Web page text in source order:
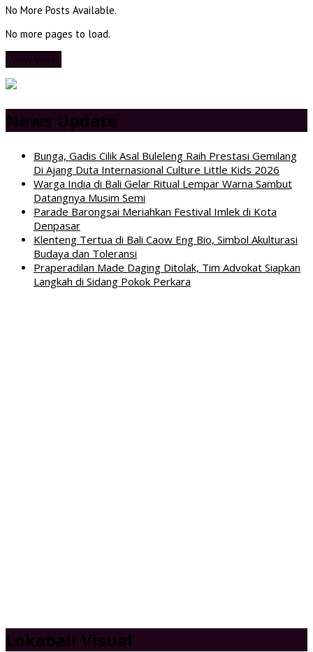
No More Posts Available.
No more pages to load.
View More
News Update
Bunga, Gadis Cilik Asal Buleleng Raih Prestasi Gemilang
Di Ajang Duta Internasional Culture Little Kids 2026
Warga India di Bali Gelar Ritual Lempar Warna Sambut
Datangnya Musim Semi
Parade Barongsai Meriahkan Festival Imlek di Kota
Denpasar
Klenteng Tertua di Bali Caow Eng Bio, Simbol Akulturasi
Budaya dan Toleransi
Praperadilan Made Daging Ditolak, Tim Advokat Siapkan
Langkah di Sidang Pokok Perkara
Lokabali Visual